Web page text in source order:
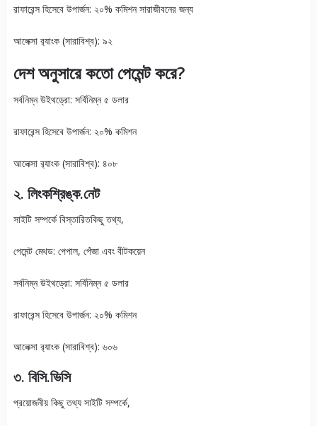
রাফারেন্স হিসেবে উপার্জন: ২০% কমিশন সারাজীবনের জন্য
আলেক্সা র‍্যাংক (সারাবিশ্ব): ৯২
দেশ অনুসারে কতো পেমেন্ট করে?
সর্বনিম্ন উইথড্রো: সর্বিনিম্ন ৫ ডলার
রাফারেন্স হিসেবে উপার্জন: ২০% কমিশন
আলেক্সা র‍্যাংক (সারাবিশ্ব): ৪০৮
২. লিংকশ্রিঙ্ক.নেট
সাইটি সম্পর্কে বিস্তারিতকিছু তথ্য,
পেমেন্ট মেথড: পেপাল, পেঁজা এবং বীটকয়েন
সর্বনিম্ন উইথড্রো: সর্বিনিম্ন ৫ ডলার
রাফারেন্স হিসেবে উপার্জন: ২০% কমিশন
আলেক্সা র‍্যাংক (সারাবিশ্ব): ৬০৬
৩. বিসি.ভিসি
প্রয়োজনীয় কিছু তথ্য সাইটি সম্পর্কে,